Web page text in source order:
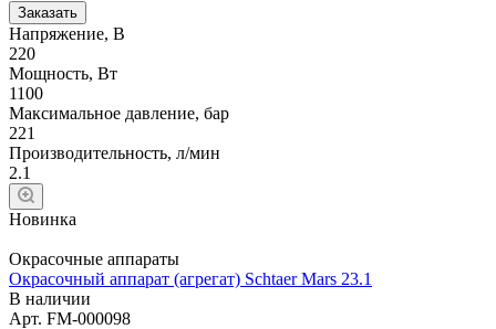
Заказать
Напряжение, В
220
Мощность, Вт
1100
Максимальное давление, бар
221
Производительность, л/мин
2.1
Новинка
Окрасочные аппараты
Окрасочный аппарат (агрегат) Schtaer Mars 23.1
В наличии
Арт. FM-000098